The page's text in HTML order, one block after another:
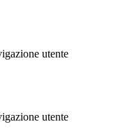
utente
utente